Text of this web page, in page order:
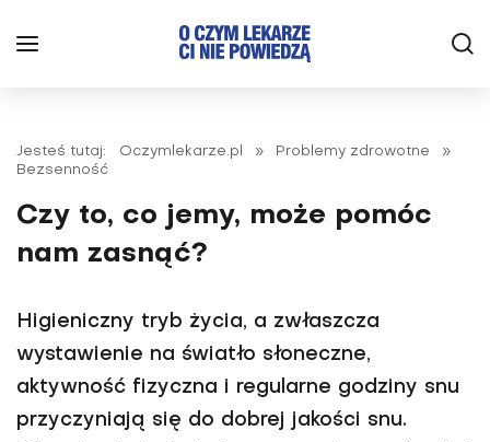
Jesteś tutaj: Oczymlekarze.pl » Problemy zdrowotne
»
Bezsenność
Czy to, co jemy, może pomóc
nam zasnąć?
Higieniczny tryb życia, a zwłaszcza
wystawienie na światło słoneczne,
aktywność fizyczna i regularne godziny snu
przyczyniają się do dobrej jakości snu.